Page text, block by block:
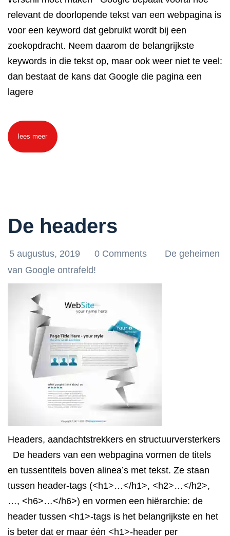
relevant de doorlopende tekst van een webpagina is
voor een keyword dat gebruikt wordt bij een
zoekopdracht. Neem daarom de belangrijkste
keywords in die tekst op, maar ook weer niet te veel:
dan bestaat de kans dat Google die pagina een
lagere
lees meer
De headers
5 augustus, 2019 0 Comments
De geheimen
van Google ontrafeld!
Headers, aandachtstrekkers en structuurversterkers
De headers van een webpagina vormen de titels
en tussentitels boven alinea’s met tekst. Ze staan
tussen header-tags (<h1>…</h1>, <h2>…</h2>,
…, <h6>…</h6>) en vormen een hiërarchie: de
header tussen <h1>-tags is het belangrijkste en het
is beter dat er maar één <h1>-header per